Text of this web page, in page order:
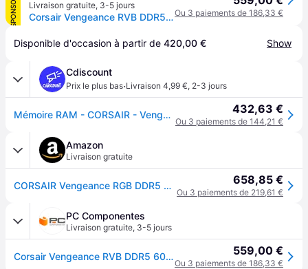
Livraison gratuite, 3-5 jours
Corsair Vengeance RVB DDR5 6000 MHz PC5-48000 32 Go 2x16 Go CL36 NoirOu 3 paiements de 186,33 €
Disponible d'occasion à partir de 420,00 € Show
Cdiscount
Prix le plus bas·Livraison 4,99 €, 2-3 jours
Mémoire RAM - CORSAIR - Vengeance RGB DDR5 - 32GB 2x16GB DIMM - 6000MT/s - Intel XMP - 1.40V - Noir (CMH32GX5M2E6000C36) 432,63 €
Ou 3 paiements de 144,21 €
Amazon
Livraison gratuite
CORSAIR Vengeance RGB DDR5 32Go (2 x 16Go) Jusqu'à 6000MHz AMD Intel RAM 658,85 €
Ou 3 paiements de 219,61 €
PC Componentes
Livraison gratuite, 3-5 jours
Corsair Vengeance RVB DDR5 6000 MHz PC5-48000 32 Go 2x16 Go CL36 Noir 559,00 €
Ou 3 paiements de 186,33 €